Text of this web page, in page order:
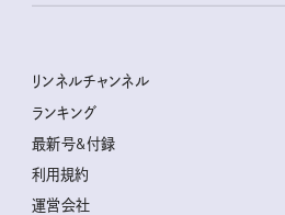
クラフトビール案内
母の日に贈りたい、お花モチーフのアイ
リンネル 暮らしの道具大賞
ナチュラルメイクレッスン
喜ばれる贈り物手帖
空想喫茶トラノコクさんのあの店この店
圷みほさんのゆるっと週末キャンプ通信
豆柴・まもるくんの旅日記
リンネル暮らし部
リンネルチャンネル
おぱんつ君のわくわく楽しい一週間占い
毎日が心地よくなるリンネルタロット
リンネルチャンネル
ランキング
最新号&付録
利用規約
運営会社